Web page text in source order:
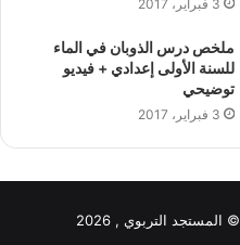
3 فبراير، 2017
ملخص درس الذوبان في الماء
للسنة الأولى إعدادي + فيديو
توضيحي
3 فبراير، 2017
© المستجد التربوي , 2026